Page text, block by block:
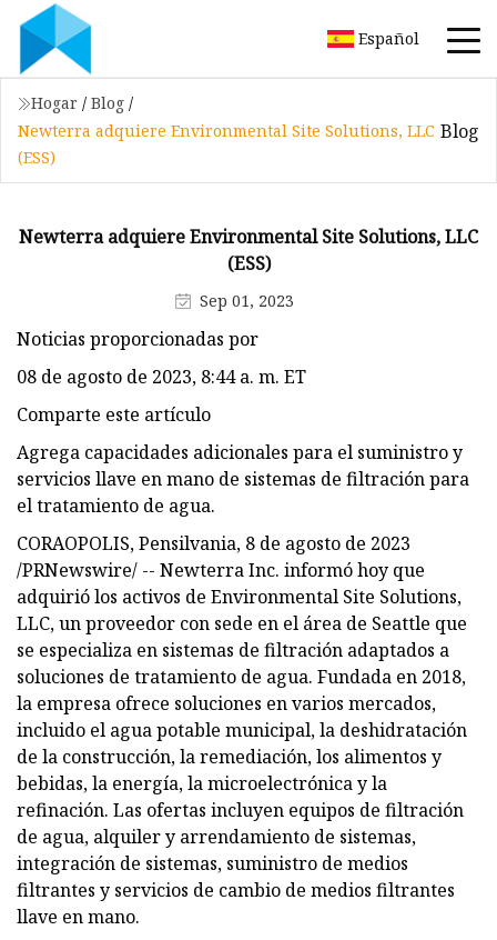
Español
Hogar / Blog /
Newterra adquiere Environmental Site Solutions, LLC
(ESS)
Blog
Newterra adquiere Environmental Site Solutions, LLC
(ESS)
Sep 01, 2023
Noticias proporcionadas por
08 de agosto de 2023, 8:44 a. m. ET
Comparte este artículo
Agrega capacidades adicionales para el suministro y
servicios llave en mano de sistemas de filtración para
el tratamiento de agua.
CORAOPOLIS, Pensilvania, 8 de agosto de 2023
/PRNewswire/ -- Newterra Inc. informó hoy que
adquirió los activos de Environmental Site Solutions,
LLC, un proveedor con sede en el área de Seattle que
se especializa en sistemas de filtración adaptados a
soluciones de tratamiento de agua. Fundada en 2018,
la empresa ofrece soluciones en varios mercados,
incluido el agua potable municipal, la deshidratación
de la construcción, la remediación, los alimentos y
bebidas, la energía, la microelectrónica y la
refinación. Las ofertas incluyen equipos de filtración
de agua, alquiler y arrendamiento de sistemas,
integración de sistemas, suministro de medios
filtrantes y servicios de cambio de medios filtrantes
llave en mano.